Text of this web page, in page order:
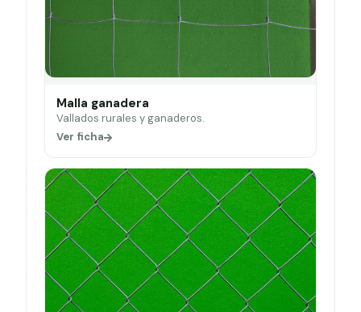
Malla ganadera
Vallados rurales y ganaderos.
Ver ficha